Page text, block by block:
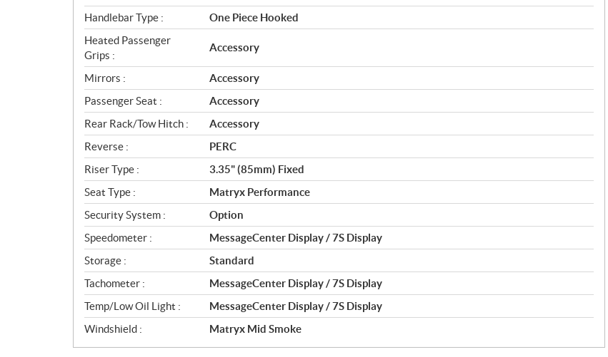
Handlebar Type :
One Piece Hooked
Heated Passenger
Grips :
Accessory
Mirrors :
Accessory
Passenger Seat :
Accessory
Rear Rack/Tow Hitch :
Accessory
Reverse :
PERC
Riser Type :
3.35" (85mm) Fixed
Seat Type :
Matryx Performance
Security System :
Option
Speedometer :
MessageCenter Display / 7S Display
Storage :
Standard
Tachometer :
MessageCenter Display / 7S Display
Temp/Low Oil Light :
MessageCenter Display / 7S Display
Windshield :
Matryx Mid Smoke